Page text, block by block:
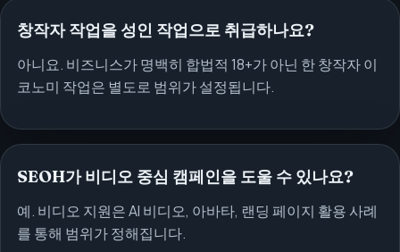
창작자 작업을 성인 작업으로 취급하나요?
아니요. 비즈니스가 명백히 합법적 18+가 아닌 한 창작자 이
코노미 작업은 별도로 범위가 설정됩니다.
SEOH가 비디오 중심 캠페인을 도울 수 있나요?
예. 비디오 지원은 AI 비디오, 아바타, 랜딩 페이지 활용 사례
를 통해 범위가 정해집니다.